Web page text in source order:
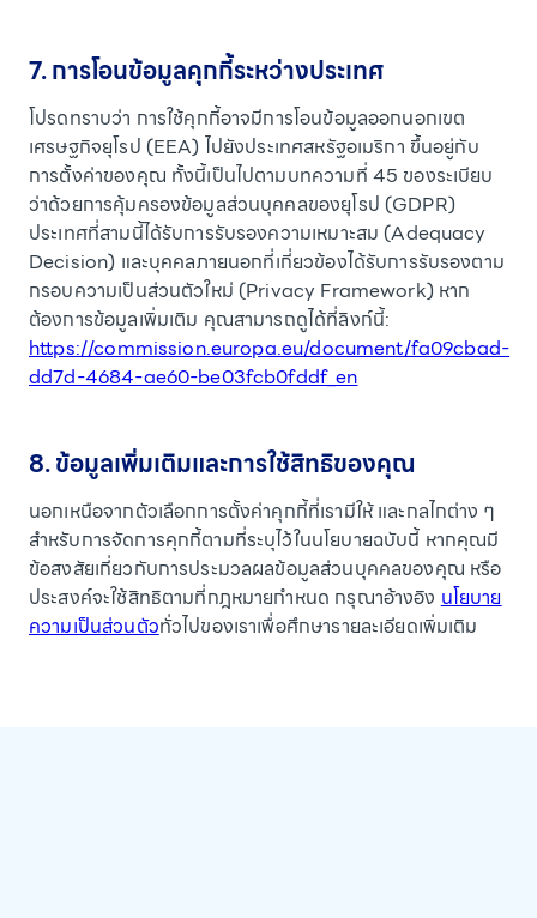
7. การโอนข้อมูลคุกกี้ระหว่างประเทศ
โปรดทราบว่า การใช้คุกกี้อาจมีการโอนข้อมูลออกนอกเขต
เศรษฐกิจยุโรป (EEA) ไปยังประเทศสหรัฐอเมริกา ขึ้นอยู่กับ
การตั้งค่าของคุณ ทั้งนี้เป็นไปตามบทความที่ 45 ของระเบียบ
ว่าด้วยการคุ้มครองข้อมูลส่วนบุคคลของยุโรป (GDPR)
ประเทศที่สามนี้ได้รับการรับรองความเหมาะสม (Adequacy
Decision) และบุคคลภายนอกที่เกี่ยวข้องได้รับการรับรองตาม
กรอบความเป็นส่วนตัวใหม่ (Privacy Framework) หาก
ต้องการข้อมูลเพิ่มเติม คุณสามารถดูได้ที่ลิงก์นี้:
https://commission.europa.eu/document/fa09cbad-
dd7d-4684-ae60-be03fcb0fddf_en
8. ข้อมูลเพิ่มเติมและการใช้สิทธิของคุณ
นอกเหนือจากตัวเลือกการตั้งค่าคุกกี้ที่เรามีให้ และกลไกต่าง ๆ
สำหรับการจัดการคุกกี้ตามที่ระบุไว้ในนโยบายฉบับนี้ หากคุณมี
ข้อสงสัยเกี่ยวกับการประมวลผลข้อมูลส่วนบุคคลของคุณ หรือ
ประสงค์จะใช้สิทธิตามที่กฎหมายกำหนด กรุณาอ้างอิง นโยบาย
ความเป็นส่วนตัวทั่วไปของเราเพื่อศึกษารายละเอียดเพิ่มเติม